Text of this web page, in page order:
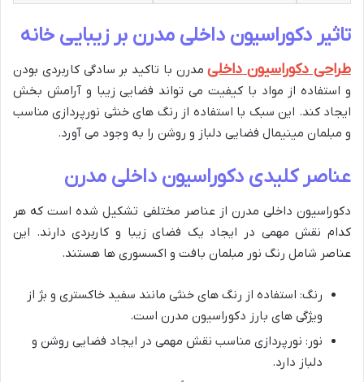
تاثیر دکوراسیون داخلی مدرن بر زیبایی خانه
طراحی دکوراسیون داخلیمدرن با تاکید بر سادگی کاربردی بودن
و استفاده از مواد با کیفیت می تواند فضایی زیبا و آرامش بخش
ایجاد کند. این سبک با استفاده از رنگ های خنثی نورپردازی مناسب
و مبلمان مینیمال فضایی دلباز و روشن را به وجود می آورد.
عناصر کلیدی دکوراسیون داخلی مدرن
دکوراسیون داخلی مدرن از عناصر مختلفی تشکیل شده است که هر
کدام نقش مهمی در ایجاد یک فضای زیبا و کاربردی دارند. این
عناصر شامل رنگ نور مبلمان بافت و اکسسوری ها هستند.
رنگ: استفاده از رنگ های خنثی مانند سفید خاکستری و بژ از
ویژگی های بارز دکوراسیون مدرن است.
نور: نورپردازی مناسب نقش مهمی در ایجاد فضایی روشن و
دلباز دارد.